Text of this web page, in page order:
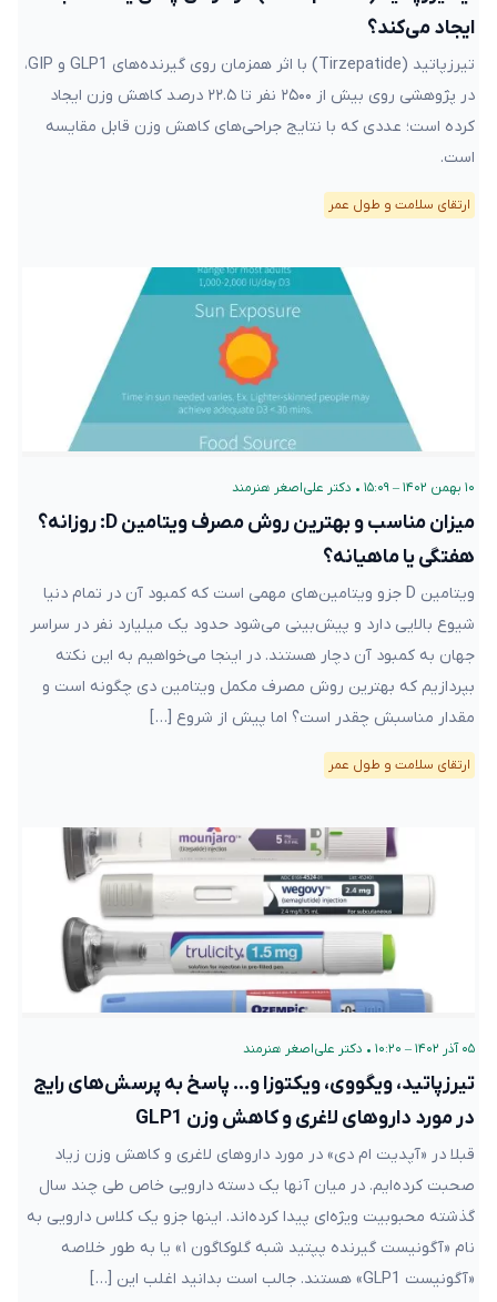
ایجاد می‌کند؟
تیرزپاتید (Tirzepatide) با اثر همزمان روی گیرنده‌های GLP1 و GIP،
در پژوهشی روی بیش از ۲۵۰۰ نفر تا ۲۲.۵ درصد کاهش وزن ایجاد
کرده است؛ عددی که با نتایج جراحی‌های کاهش وزن قابل مقایسه
است.
ارتقای سلامت و طول عمر
۱۰ بهمن ۱۴۰۲ – ۱۵:۰۹ • دکتر علی‌اصغر هنرمند
میزان مناسب و بهترین روش مصرف ویتامین D: روزانه؟
هفتگی یا ماهیانه؟
ویتامین D جزو ویتامین‌های مهمی است که کمبود آن در تمام دنیا
شیوع بالایی دارد و پیش‌بینی می‌شود حدود یک میلیارد نفر در سراسر
جهان به کمبود آن دچار هستند. در اینجا می‌خواهیم به این نکته
بپردازیم که بهترین روش مصرف مکمل ویتامین دی چگونه است و
مقدار مناسبش چقدر است؟ اما پیش از شروع […]
ارتقای سلامت و طول عمر
۰۵ آذر ۱۴۰۲ – ۱۰:۲۰ • دکتر علی‌اصغر هنرمند
تیرزپاتید، ویگووی، ویکتوزا و… پاسخ به پرسش‌های رایج
در مورد داروهای لاغری و کاهش وزن GLP1
قبلا در «آپدیت ام دی» در مورد داروهای لاغری و کاهش وزن زیاد
صحبت کرده‌ایم. در میان آنها یک دسته دارویی خاص طی چند سال
گذشته محبوبیت ویژه‌ای پیدا کرده‌اند. اینها جزو یک کلاس دارویی به
نام «آگونیست گیرنده پپتید شبه گلوکاگون ۱» یا به طور خلاصه
«آگونیست GLP1» هستند. جالب است بدانید اغلب این […]